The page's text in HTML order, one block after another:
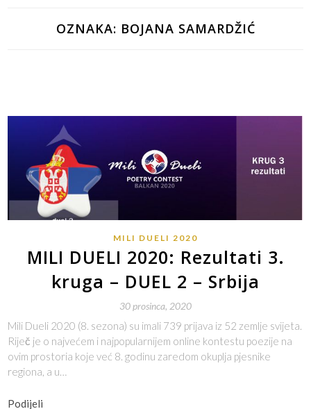
OZNAKA: BOJANA SAMARDŽIĆ
MILI DUELI 2020
MILI DUELI 2020: Rezultati 3.
kruga – DUEL 2 – Srbija
30 prosinca, 2020
Mili Dueli 2020 (8. sezona) su imali 739 prijava iz 52 zemlje svijeta.
Riječ je o najvećem i najpopularnijem online kontestu poezije na
ovim prostoria koje već 8. godinu zaredom okuplja pjesnike
regiona, a u…
Podijeli